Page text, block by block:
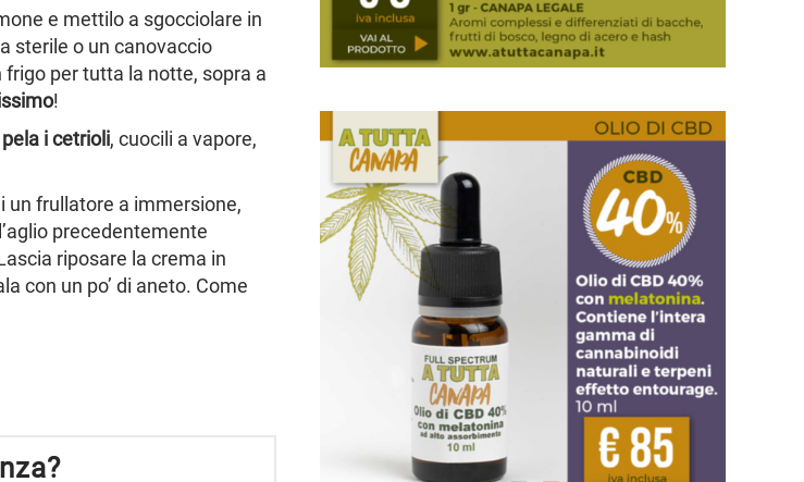
e mettilo a sgocciolare in
sterile o un canovaccio
per tutta la notte, sopra a
!
i cetrioli, cuocili a vapore,
un frullatore a immersione,
precedentemente
riposare la crema in
con un po’ di aneto. Come